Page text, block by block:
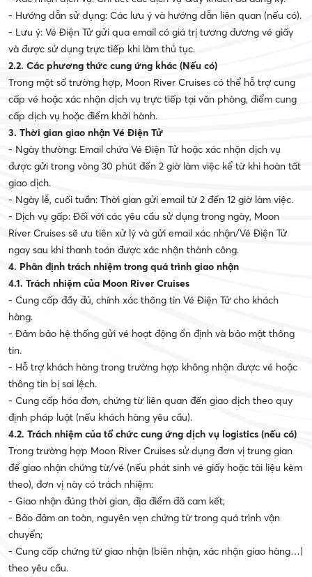
- Hướng dẫn sử dụng: Các lưu ý và hướng dẫn liên quan (nếu có).
- Lưu ý: Vé Điện Tử gửi qua email có giá trị tương đương vé giấy
và được sử dụng trực tiếp khi làm thủ tục.
2.2. Các phương thức cung ứng khác (Nếu có)
Trong một số trường hợp, Moon River Cruises có thể hỗ trợ cung
cấp vé hoặc xác nhận dịch vụ trực tiếp tại văn phòng, điểm cung
cấp dịch vụ hoặc điểm khởi hành.
3. Thời gian giao nhận Vé Điện Tử
- Ngày thường: Email chứa Vé Điện Tử hoặc xác nhận dịch vụ
được gửi trong vòng 30 phút đến 2 giờ làm việc kể từ khi hoàn tất
giao dịch.
- Ngày lễ, cuối tuần: Thời gian gửi email từ 2 đến 12 giờ làm việc.
- Dịch vụ gấp: Đối với các yêu cầu sử dụng trong ngày, Moon
River Cruises sẽ ưu tiên xử lý và gửi email xác nhận/Vé Điện Tử
ngay sau khi thanh toán được xác nhận thành công.
4. Phân định trách nhiệm trong quá trình giao nhận
4.1. Trách nhiệm của Moon River Cruises
- Cung cấp đầy đủ, chính xác thông tin Vé Điện Tử cho khách
hàng.
- Đảm bảo hệ thống gửi vé hoạt động ổn định và bảo mật thông
tin.
- Hỗ trợ khách hàng trong trường hợp không nhận được vé hoặc
thông tin bị sai lệch.
- Cung cấp hóa đơn, chứng từ liên quan đến giao dịch theo quy
định pháp luật (nếu khách hàng yêu cầu).
4.2. Trách nhiệm của tổ chức cung ứng dịch vụ logistics (nếu có)
Trong trường hợp Moon River Cruises sử dụng đơn vị trung gian
để giao nhận chứng từ/vé (nếu phát sinh vé giấy hoặc tài liệu kèm
theo), đơn vị này có trách nhiệm:
- Giao nhận đúng thời gian, địa điểm đã cam kết;
- Bảo đảm an toàn, nguyên vẹn chứng từ trong quá trình vận
chuyển;
- Cung cấp chứng từ giao nhận (biên nhận, xác nhận giao hàng…)
theo yêu cầu.